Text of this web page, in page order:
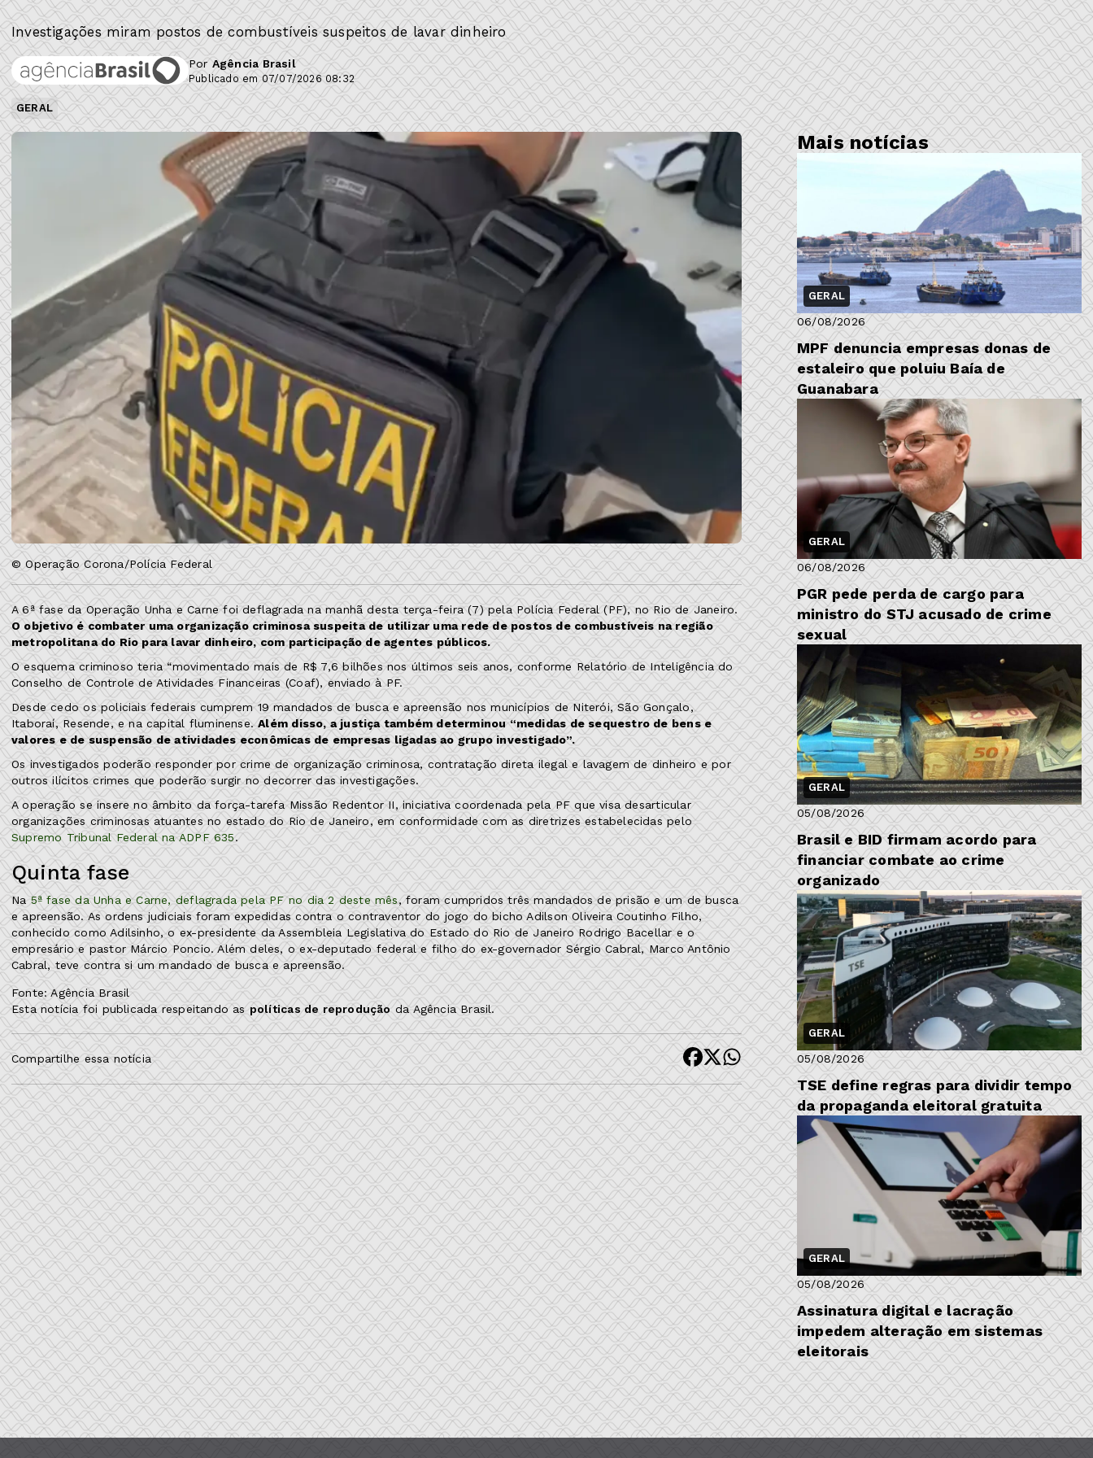
Investigações miram postos de combustíveis suspeitos de lavar dinheiro
PorAgência Brasil
Publicado em 07/07/2026 08:32
GERAL
© Operação Corona/Polícia Federal
A 6ª fase da Operação Unha e Carne foi deflagrada na manhã desta terça-feira (7) pela Polícia Federal (PF), no Rio de Janeiro.
O objetivo é combater uma organização criminosa suspeita de utilizar uma rede de postos de combustíveis na região
metropolitana do Rio para lavar dinheiro, com participação de agentes públicos.
O esquema criminoso teria “movimentado mais de R$ 7,6 bilhões nos últimos seis anos, conforme Relatório de Inteligência do
Conselho de Controle de Atividades Financeiras (Coaf), enviado à PF.
Desde cedo os policiais federais cumprem 19 mandados de busca e apreensão nos municípios de Niterói, São Gonçalo,
Itaboraí, Resende, e na capital fluminense.Além disso, a justiça também determinou “medidas de sequestro de bens e
valores e de suspensão de atividades econômicas de empresas ligadas ao grupo investigado”.
Os investigados poderão responder por crime de organização criminosa, contratação direta ilegal e lavagem de dinheiro e por
outros ilícitos crimes que poderão surgir no decorrer das investigações.
A operação se insere no âmbito da força-tarefa Missão Redentor II, iniciativa coordenada pela PF que visa desarticular
organizações criminosas atuantes no estado do Rio de Janeiro, em conformidade com as diretrizes estabelecidas pelo
Supremo Tribunal Federal na ADPF 635.
Quinta fase
Na 5ª fase da Unha e Carne, deflagrada pela PF no dia 2 deste mês, foram cumpridos três mandados de prisão e um de busca
e apreensão. As ordens judiciais foram expedidas contra o contraventor do jogo do bicho Adilson Oliveira Coutinho Filho,
conhecido como Adilsinho, o ex-presidente da Assembleia Legislativa do Estado do Rio de Janeiro Rodrigo Bacellar e o
empresário e pastor Márcio Poncio. Além deles, o ex-deputado federal e filho do ex-governador Sérgio Cabral, Marco Antônio
Cabral, teve contra si um mandado de busca e apreensão.
Fonte: Agência Brasil
Esta notícia foi publicada respeitando aspolíticas de reprodução da Agência Brasil.
Compartilhe essa notícia
Mais notícias
GERAL
06/08/2026
MPF denuncia empresas donas de
estaleiro que poluiu Baía de
Guanabara
GERAL
06/08/2026
PGR pede perda de cargo para
ministro do STJ acusado de crime
sexual
GERAL
05/08/2026
Brasil e BID firmam acordo para
financiar combate ao crime
organizado
GERAL
05/08/2026
TSE define regras para dividir tempo
da propaganda eleitoral gratuita
GERAL
05/08/2026
Assinatura digital e lacração
impedem alteração em sistemas
eleitorais